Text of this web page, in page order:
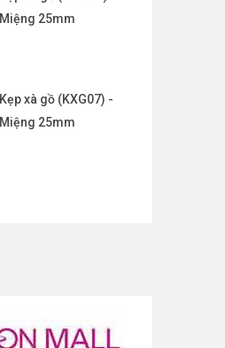
Miệng 25mm
Kẹp xà gồ (KXG07) -
Miệng 25mm